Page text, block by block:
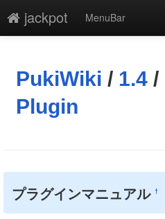
jackpot
MenuBar
添付
凍結解除
一覧
単語検索
PukiWiki / 1.4 /
Plugin
プラグインマニュアル†